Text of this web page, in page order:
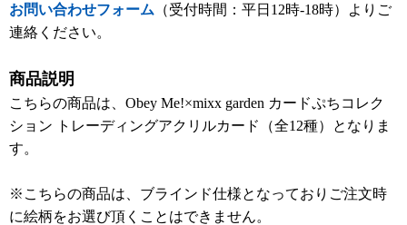
お問い合わせフォーム （受付時間：平日12時-18時）よりご
連絡ください。
商品説明
こちらの商品は、Obey Me!×mixx garden カードぷちコレク
ション トレーディングアクリルカード（全12種）となりま
す。
※こちらの商品は、ブラインド仕様となっておりご注文時
に絵柄をお選び頂くことはできません。